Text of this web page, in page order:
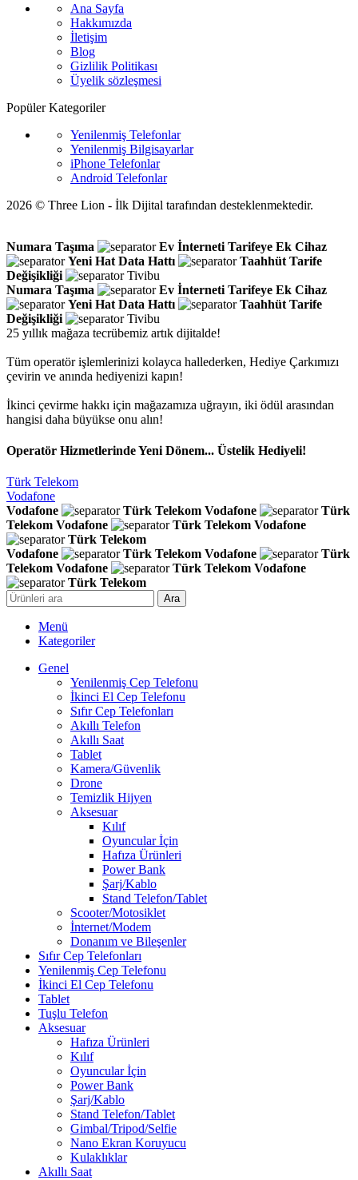
Ana Sayfa
Hakkımızda
İletişim
Blog
Gizlilik Politikası
Üyelik sözleşmesi
Popüler Kategoriler
Yenilenmiş Telefonlar
Yenilenmiş Bilgisayarlar
iPhone Telefonlar
Android Telefonlar
2026 © Three Lion - İlk Dijital tarafından desteklenmektedir.
Numara Taşıma Ev İnterneti Tarifeye Ek Cihaz
Yeni Hat Data Hattı Taahhüt Tarife
Değişikliği
Tivibu
Numara Taşıma
Ev İnterneti Tarifeye Ek Cihaz
Yeni Hat Data Hattı Taahhüt Tarife
Değişikliği
Tivibu
25 yıllık mağaza tecrübemiz artık dijitalde!
Tüm operatör işlemlerinizi kolayca hallederken, Hediye Çarkımızı
çevirin ve anında hediyenizi kapın!
İkinci çevirme hakkı için mağazamıza uğrayın, iki ödül arasından
hangisi daha büyükse onu alın!
Operatör Hizmetlerinde Yeni Dönem... Üstelik Hediyeli!
Türk Telekom
Vodafone
Vodafone
Türk Telekom Vodafone
Türk
Telekom Vodafone Türk Telekom Vodafone
Türk Telekom
Vodafone
Türk Telekom Vodafone
Türk
Telekom Vodafone Türk Telekom Vodafone
Türk Telekom
Ara
Menü
Kategoriler
Genel
Yenilenmiş Cep Telefonu
İkinci El Cep Telefonu
Sıfır Cep Telefonları
Akıllı Telefon
Akıllı Saat
Tablet
Kamera/Güvenlik
Drone
Temizlik Hijyen
Aksesuar
Kılıf
Oyuncular İçin
Hafıza Ürünleri
Power Bank
Şarj/Kablo
Stand Telefon/Tablet
Scooter/Motosiklet
İnternet/Modem
Donanım ve Bileşenler
Sıfır Cep Telefonları
Yenilenmiş Cep Telefonu
İkinci El Cep Telefonu
Tablet
Tuşlu Telefon
Aksesuar
Hafıza Ürünleri
Kılıf
Oyuncular İçin
Power Bank
Şarj/Kablo
Stand Telefon/Tablet
Gimbal/Tripod/Selfie
Nano Ekran Koruyucu
Kulaklıklar
Akıllı Saat